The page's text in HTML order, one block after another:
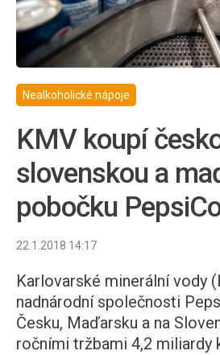
Nealkoholické nápoje
KMV koupí
slovenskou a
pobočku
22.1.2018 14:17
Karlovarské minerální vody
nadnárodní společnosti
Česku, Maďarsku a na
ročními tržbami 4,2 miliardy